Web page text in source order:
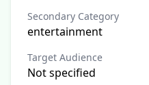
Secondary Category
entertainment
Target Audience
Not specified